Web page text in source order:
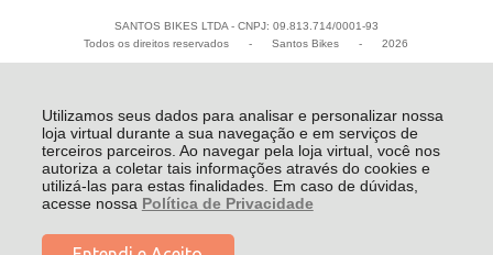
Utilizamos seus dados para analisar e personalizar nossa
loja virtual durante a sua navegação e em serviços de
terceiros parceiros. Ao navegar pela loja virtual, você nos
autoriza a coletar tais informações através do cookies e
utilizá-las para estas finalidades. Em caso de dúvidas,
acesse nossa Política de Privacidade
SANTOS BIKES LTDA - CNPJ: 09.813.714/0001-93
Todos os direitos reservados
- Santos Bikes - 2026